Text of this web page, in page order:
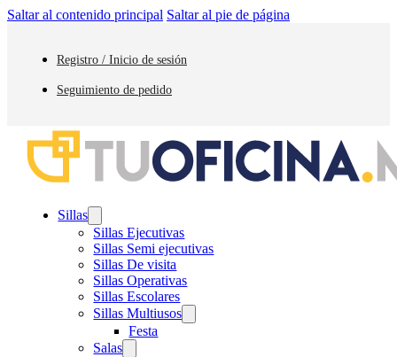
Saltar al contenido principal Saltar al pie de página
Registro / Inicio de sesión
Seguimiento de pedido
Sillas
Sillas Ejecutivas
Sillas Semi ejecutivas
Sillas De visita
Sillas Operativas
Sillas Escolares
Sillas Multiusos
Festa
Salas